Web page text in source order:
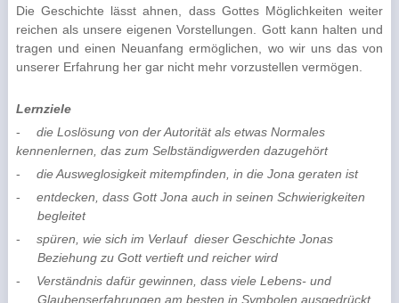
Die Geschichte lässt ahnen, dass Gottes Möglichkeiten weiter
reichen als unsere eigenen Vorstellungen. Gott kann halten und
tragen und einen Neuanfang ermöglichen, wo wir uns das von
unserer Erfahrung her gar nicht mehr vorzustellen vermögen.
Lernziele
-
die Loslösung von der Autorität als etwas Normales
kennenlernen, das zum Selbständigwerden dazugehört
-
die Ausweglosigkeit mitempfinden, in die Jona geraten ist
-
entdecken, dass Gott Jona auch in seinen Schwierigkeiten
begleitet
-
spüren, wie sich im Verlauf dieser Geschichte Jonas
Beziehung zu Gott vertieft und reicher wird
-
Verständnis dafür gewinnen, dass viele Lebens- und
Glaubenserfahrungen am besten in Symbolen ausgedrückt